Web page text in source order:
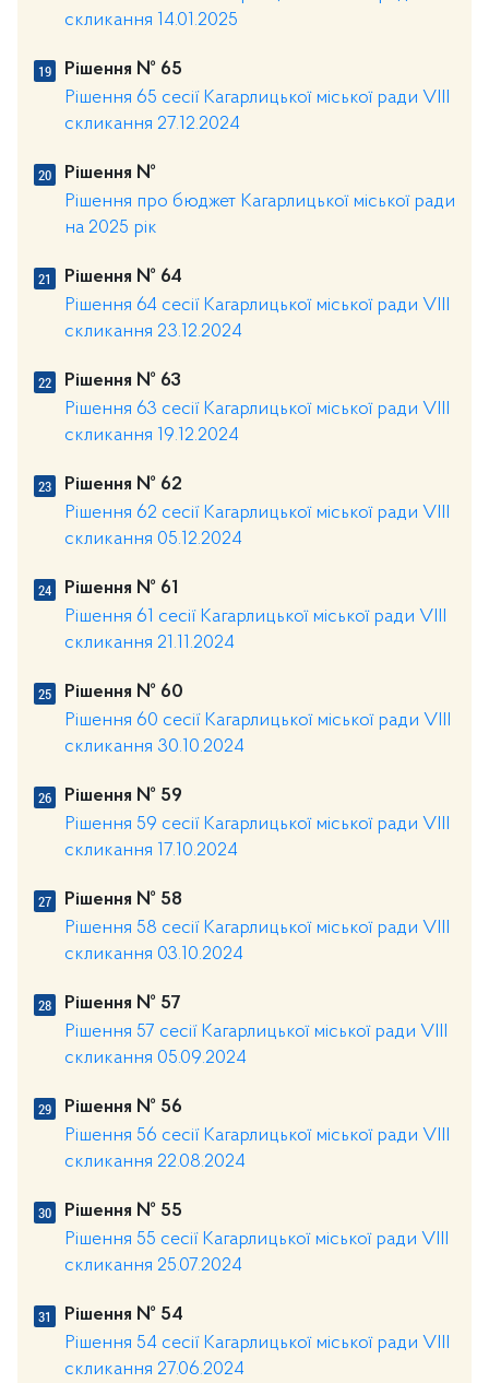
скликання 14.01.2025
Рішення № 65
Рішення 65 сесії Кагарлицької міської ради VІІІ
скликання 27.12.2024
Рішення №
Рішення про бюджет Кагарлицької міської ради
на 2025 рік
Рішення № 64
Рішення 64 сесії Кагарлицької міської ради VIII
скликання 23.12.2024
Рішення № 63
Рішення 63 сесії Кагарлицької міської ради VIII
скликання 19.12.2024
Рішення № 62
Рішення 62 сесії Кагарлицької міської ради VIII
скликання 05.12.2024
Рішення № 61
Рішення 61 сесії Кагарлицької міської ради VIII
скликання 21.11.2024
Рішення № 60
Рішення 60 сесії Кагарлицької міської ради VIII
скликання 30.10.2024
Рішення № 59
Рішення 59 сесії Кагарлицької міської ради VIII
скликання 17.10.2024
Рішення № 58
Рішення 58 сесії Кагарлицької міської ради VIII
скликання 03.10.2024
Рішення № 57
Рішення 57 сесії Кагарлицької міської ради VIII
скликання 05.09.2024
Рішення № 56
Рішення 56 сесії Кагарлицької міської ради VIII
скликання 22.08.2024
Рішення № 55
Рішення 55 сесії Кагарлицької міської ради VIII
скликання 25.07.2024
Рішення № 54
Рішення 54 сесії Кагарлицької міської ради VIII
скликання 27.06.2024